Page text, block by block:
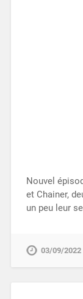
Nouvel
et Chainer,
un peu leur
03/09/2022